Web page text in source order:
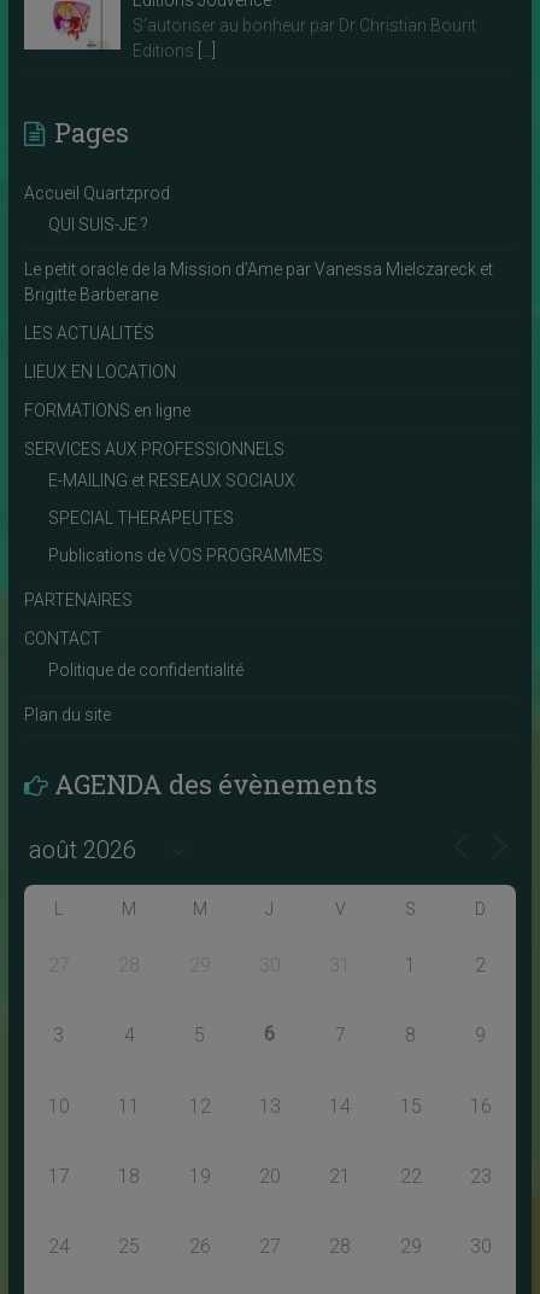
S’autoriser au bonheur par Dr Christian Bourit
Editions
Pages
Accueil Quartzprod
QUI SUIS-JE ?
Le petit oracle de la Mission d’Ame par Vanessa Mielczareck et
Brigitte Barberane
LES ACTUALITÉS
LIEUX EN LOCATION
FORMATIONS en ligne
SERVICES AUX PROFESSIONNELS
E-MAILING et RESEAUX SOCIAUX
SPECIAL THERAPEUTES
Publications de VOS PROGRAMMES
PARTENAIRES
CONTACT
Politique de confidentialité
Plan du site
AGENDA des évènements
M M J V S D
27 28 29 30 31 1 2
3 4 5 6 7 8 9
10 11 12 13 14 15 16
17 18 19 20 21 22 23
24 25 26 27 28 29 30